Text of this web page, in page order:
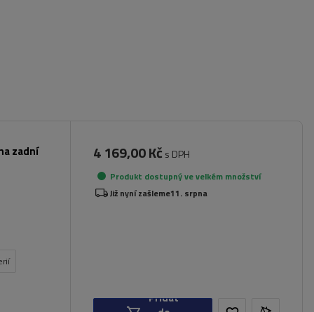
zadní
4 169,00 Kč s DPH
Produkt dostupný ve velkém množství
Již nyní zašleme11. srpna
Přidat